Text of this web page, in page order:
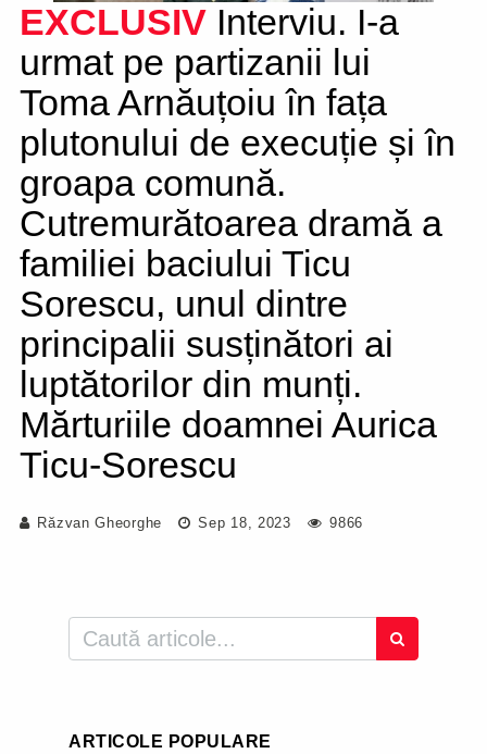
EXCLUSIV Interviu. I-a
urmat pe partizanii lui
Toma Arnăuțoiu în fața
plutonului de execuție și în
groapa comună.
Cutremurătoarea dramă a
familiei baciului Ticu
Sorescu, unul dintre
principalii susținători ai
luptătorilor din munți.
Mărturiile doamnei Aurica
Ticu-Sorescu
Răzvan Gheorghe Sep 18, 2023 9866
ARTICOLE POPULARE